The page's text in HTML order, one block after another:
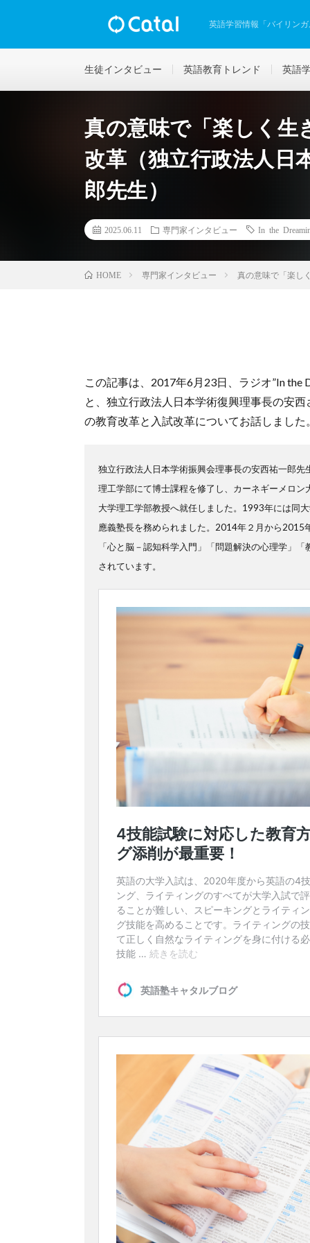
英語学習情報「バイリン
生徒インタビュー 英語教育トレンド 英語
真の意味で「楽しく生
改革（独立行政法人日
郎先生）
2025.06.11 専門家インタビュー In the
HOME 専門家インタビュー 真の意味で「楽し
この記事は、2017年6月23日、ラジオ”In the
と、独立行政法人日本学術復興理事長の安
の教育改革と入試改革についてお話しました
独立行政法人日本学術振興会理事長の安西祐一郎
理工学部にて博士課程を修了し、カーネギーメロ
大学理工学部教授へ就任しました。1993年には同
應義塾長を務められました。2014年２月から2015
「心と脳－認知科学入門」「問題解決の心理学」
されています。